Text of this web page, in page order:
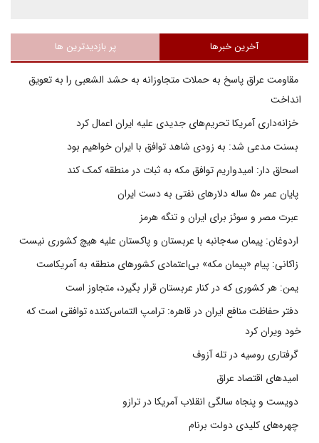
آخرین خبرها پر بازدیدترین ها
مقاومت عراق پاسخ به حملات متجاوزانه به حشد الشعبی را به تعویق
انداخت
خزانه‌داری آمریکا تحریم‌های جدیدی علیه ایران اعمال کرد
بسنت مدعی شد: به زودی شاهد توافق با ایران خواهیم بود
اسحاق دار: امیدواریم توافق مکه به ثبات در منطقه کمک کند
پایان عمر ۵۰ ساله دلارهای نفتی به دست ایران
عبرت مصر و سوئز برای ایران و تنگه هرمز
اردوغان: پیمان سه‌جانبه با عربستان و پاکستان علیه هیچ کشوری نیست
زاکانی: پیام «پیمان مکه» بی‌اعتمادی کشورهای منطقه به آمریکاست
یمن: هر کشوری که در کنار عربستان قرار بگیرد، متجاوز است
دفتر حفاظت منافع ایران در قاهره: ترامپ التماس‌کننده توافقی است که
خود ویران کرد
گرفتاری روسیه در تله آزوف
امیدهای اقتصاد عراق
دویست و پنجاه سالگی انقلاب آمریکا در ترازو
چهره‌های کلیدی دولت برنام